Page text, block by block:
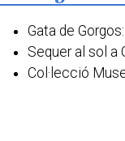
Gata de
Sequer al sol a
Col·lecció